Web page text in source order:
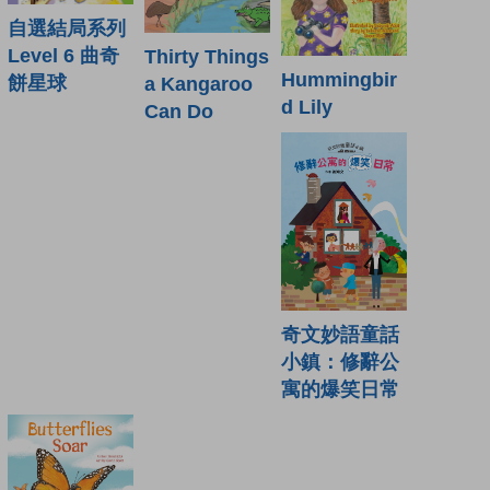
自選結局系列
Level 6 曲奇
餅星球
Thirty Things
a Kangaroo
Can Do
Hummingbir
d Lily
奇文妙語童話
小鎮：修辭公
寓的爆笑日常